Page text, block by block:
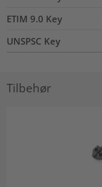
ETIM 9.0 Key
UNSPSC Key
Tilbehør